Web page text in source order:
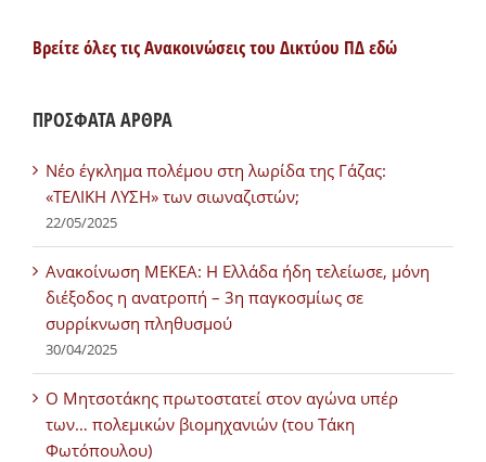
Βρείτε όλες τις Ανακοινώσεις του Δικτύου ΠΔ εδώ
ΠΡΟΣΦΑΤΑ ΑΡΘΡΑ
Νέο έγκλημα πολέμου στη λωρίδα της Γάζας:
«ΤΕΛΙΚΗ ΛΥΣΗ» των σιωναζιστών;
22/05/2025
Ανακοίνωση ΜΕΚΕΑ: Η Ελλάδα ήδη τελείωσε, μόνη
διέξοδος η ανατροπή – 3η παγκοσμίως σε
συρρίκνωση πληθυσμού
30/04/2025
Ο Μητσοτάκης πρωτοστατεί στον αγώνα υπέρ
των… πολεμικών βιομηχανιών (του Τάκη
Φωτόπουλου)